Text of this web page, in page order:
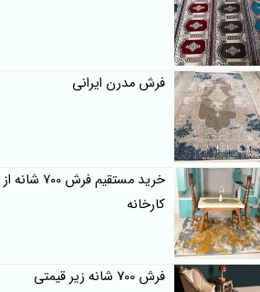
فرش مدرن ایرانی
خرید مستقیم فرش 700 شانه از
کارخانه
فرش 700 شانه زیر قیمتی